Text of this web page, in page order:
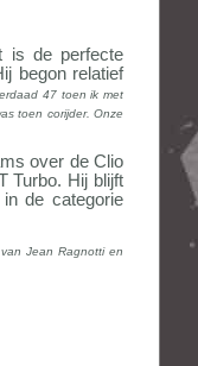
is de perfecte
begon relatief
47 toen ik met
toen corijder. Onze
over de Clio
Turbo. Hij blijft
de categorie
Jean Ragnotti en